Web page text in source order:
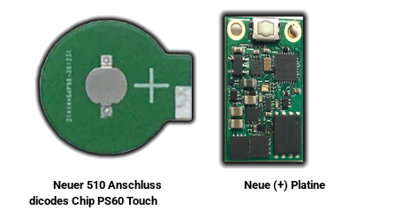
Neuer 510 Anschluss Neue (+) Platine
dicodes Chip PS60 Touch